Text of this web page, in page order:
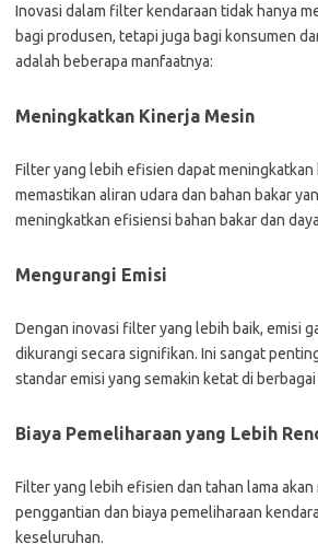
Inovasi dalam filter kendaraan tidak hanya
bagi produsen, tetapi juga bagi konsumen
adalah beberapa manfaatnya:
Meningkatkan Kinerja Mesin
Filter yang lebih efisien dapat meningkatkan
memastikan aliran udara dan bahan bakar
meningkatkan efisiensi bahan bakar dan
Mengurangi Emisi
Dengan inovasi filter yang lebih baik, emisi
dikurangi secara signifikan. Ini sangat
standar emisi yang semakin ketat di berbagai
Biaya Pemeliharaan yang Lebih
Filter yang lebih efisien dan tahan lama
penggantian dan biaya pemeliharaan
keseluruhan.